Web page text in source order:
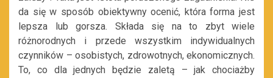
da się w sposób obiektywny ocenić, która forma jest
lepsza lub gorsza. Składa się na to zbyt wiele
różnorodnych i przede wszystkim indywidualnych
czynników – osobistych, zdrowotnych, ekonomicznych.
To, co dla jednych będzie zaletą – jak chociażby